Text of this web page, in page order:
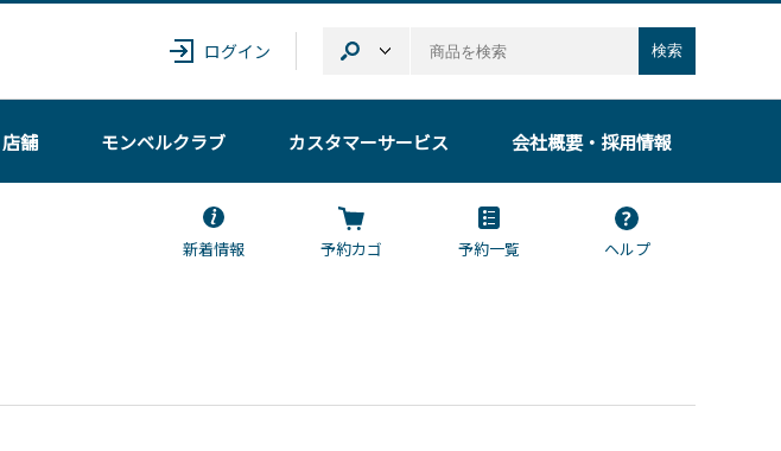
ログイン 検索
店舗 モンベルクラブ カスタマーサービス 会社概要・採用情報
新着情報 予約カゴ 予約一覧
ヘルプ